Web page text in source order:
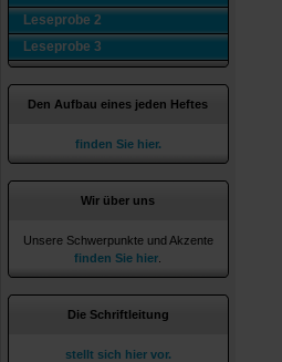
Leseprobe 2
Leseprobe 3
Den Aufbau eines jeden Heftes
finden Sie hier.
Wir über uns
Unsere Schwerpunkte und Akzente
finden Sie hier
Die Schriftleitung
stellt sich hier vor.